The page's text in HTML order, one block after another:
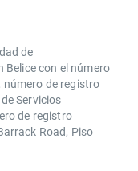
de
con el número
de registro
Servicios
de registro
Road, Piso